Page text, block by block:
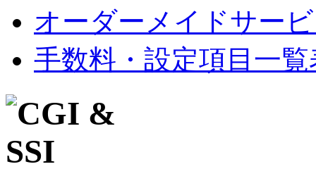
オーダーメイドサー
手数料・設定項目一覧